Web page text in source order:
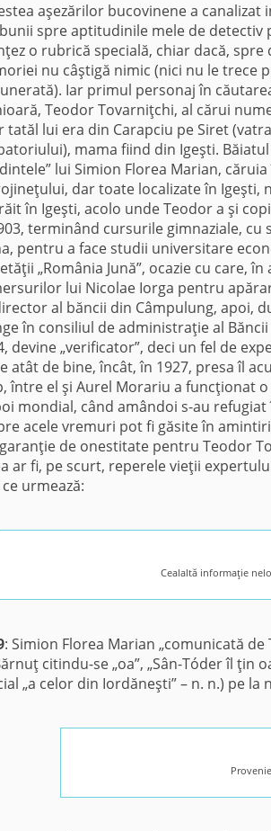
aşezărilor bucovinene a
spre aptitudinile mele de detectiv
o rubrică specială, chiar dacă,
nu câştigă nimic (nici nu le trece
Iar primul personaj în
Teodor Tovarniţchi, al cărui
tatăl lui era din Carapciu pe Siret
mama fiind din Igeşti.
lui Simion Florea Marian,
dar toate localizate în Igeşti,
în Igeşti, acolo unde Teodor a şi
terminând cursurile gimnaziale,
pentru a face studii universitare
„România Jună”, ocazie cu care,
lui Nicolae Iorga pentru
al băncii din Câmpulung, apoi,
în consiliul de administraţie al
devine „verificator”, deci un fel de
atât de bine, încât, în 1927, presa îl
între el şi Aurel Morariu a funcţionat
mondial, când amândoi s-au
acele vremuri pot fi găsite în
de onestitate pentru Teodor
ar fi, pe scurt, reperele vieţii
urmează:
Cealaltă informaţie
: Simion Florea Marian „comunicată
citindu-se „oa”, „Sân-Tóder îl
„a celor din Iordăneşti” – n. n.) pe